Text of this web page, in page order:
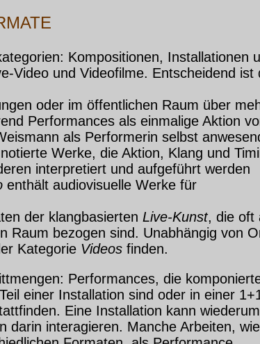
Kompositionen, Installationen
Video und Videofilme. Entscheidend ist
oder im öffentlichen Raum über
Performances als einmalige Aktion
als Performerin selbst
Werke, die Aktion, Klang und
interpretiert und aufgeführt werden
enthält audiovisuelle Werke für
der klangbasierten Live-Kunst, die oft
Raum bezogen sind. Unabhängig von
Kategorie Videos finden.
Performances, die
einer Installation sind oder in einer
Eine Installation kann wiederum
darin interagieren. Manche Arbeiten,